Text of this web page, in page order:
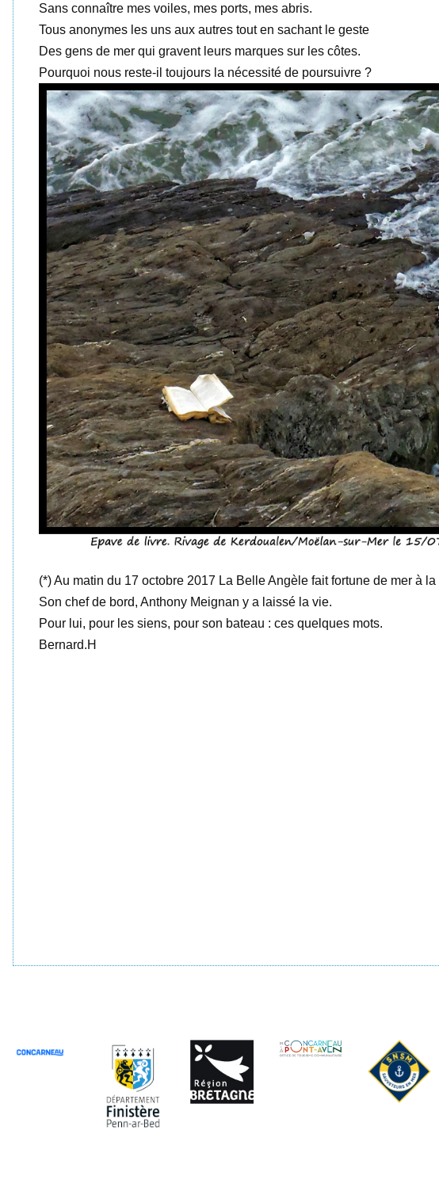
Sans connaître mes voiles, mes ports, mes abris.
Tous anonymes les uns aux autres tout en sachant le geste
Des gens de mer qui gravent leurs marques sur les côtes.
Pourquoi nous reste-il toujours la nécessité de poursuivre ?
(*) Au matin du 17 octobre 2017 La Belle Angèle fait fortune de mer à la
Son chef de bord, Anthony Meignan y a laissé la vie.
Pour lui, pour les siens, pour son bateau : ces quelques mots.
Bernard.H